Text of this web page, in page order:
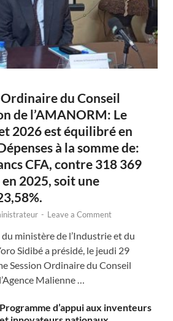
Ordinaire du Conseil
de l’AMANORM: Le
2026 est équilibré en
à la somme de:
CFA, contre 318 369
2025, soit une
- Leave a Comment
ministère de l’Industrie et du
Sidibé a présidé, le jeudi 29
Session Ordinaire du Conseil
Malienne …
Programme d’appui aux inventeurs